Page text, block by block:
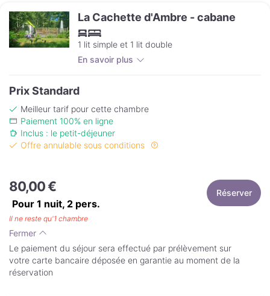
La Cachette d'Ambre - cabane
1 lit simple et 1 lit double
En savoir plus
Prix Standard
Meilleur tarif pour cette chambre
Paiement 100% en ligne
Inclus : le petit-déjeuner
Offre annulable sous conditions
80,00 €
Pour 1 nuit, 2 pers.
Réserver
Il ne reste qu'1 chambre
Fermer
Le paiement du séjour sera effectué par prélèvement sur
votre carte bancaire déposée en garantie au moment de la
réservation